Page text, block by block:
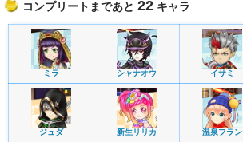
コンプリートまであと 22 キャラ
ミラ シャナオウ イサミ
ジュダ 新生リリカ 温泉フラン